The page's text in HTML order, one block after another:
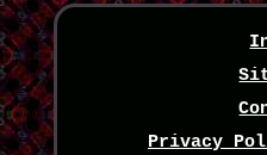
Privacy